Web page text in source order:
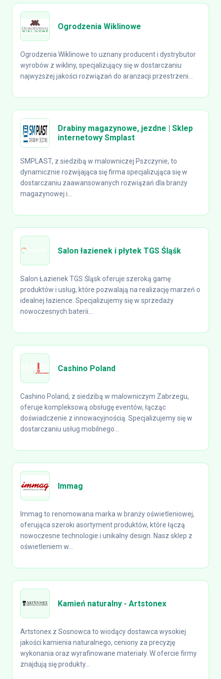
Ogrodzenia Wiklinowe
Ogrodzenia Wiklinowe to uznany producent i dystrybutor
wyrobów z wikliny, specjalizujący się w dostarczaniu
najwyższej jakości rozwiązań do aranżacji przestrzeni...
Drabiny magazynowe, jezdne | Sklep
internetowy Smplast
SMPLAST, z siedzibą w malowniczej Pszczynie, to
dynamicznie rozwijająca się firma specjalizująca się w
dostarczaniu zaawansowanych rozwiązań dla branży
magazynowej i...
Salon łazienek i płytek TGS Śląśk
Salon Łazienek TGS Śląsk oferuje szeroką gamę
produktów i usług, które pozwalają na realizację marzeń o
idealnej łazience. Specjalizujemy się w sprzedaży
nowoczesnych baterii...
Cashino Poland
Cashino Poland, z siedzibą w malowniczym Zabrzegu,
oferuje kompleksową obsługę eventów, łącząc
doświadczenie z innowacyjnością. Specjalizujemy się w
dostarczaniu usług mobilnego...
Immag
Immag to renomowana marka w branży oświetleniowej,
oferująca szeroki asortyment produktów, które łączą
nowoczesne technologie i unikalny design. Nasz sklep z
oświetleniem w...
Kamień naturalny - Artstonex
Artstonex z Sosnowca to wiodący dostawca wysokiej
jakości kamienia naturalnego, ceniony za precyzję
wykonania oraz wyrafinowane materiały. W ofercie firmy
znajdują się produkty...